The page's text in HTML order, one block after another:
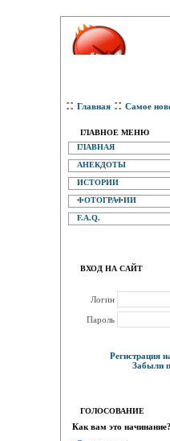
:: Главная :: Самое
ГЛАВНОЕ МЕНЮ
ГЛАВНАЯ
АНЕКДОТЫ
ИСТОРИИ
ФОТОГРАФИИ
F.A.Q.
ВХОД НА САЙТ
Логин
Пароль
Регистрация
Забыли
ГОЛОСОВАНИЕ
Как вам это начинание?